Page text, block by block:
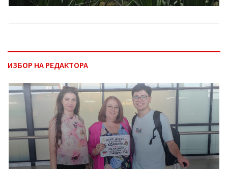
ИЗБОР НА РЕДАКТОРА